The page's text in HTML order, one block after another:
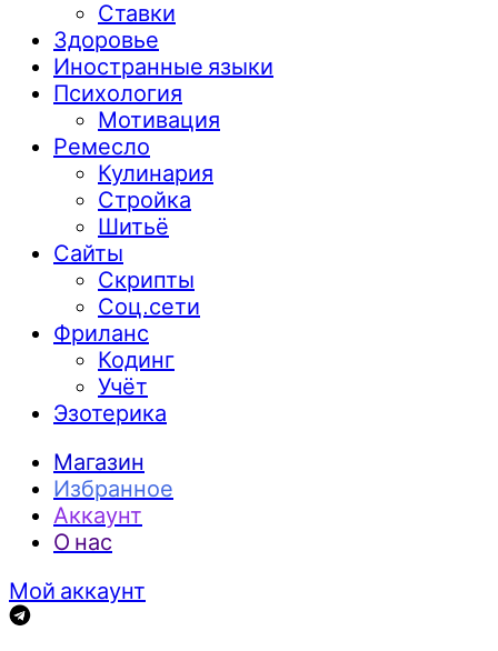
Ставки
Здоровье
Иностранные языки
Психология
Мотивация
Ремесло
Кулинария
Стройка
Шитьё
Сайты
Скрипты
Соц.сети
Фриланс
Кодинг
Учёт
Эзотерика
Магазин
Избранное
Аккаунт
О нас
Мой аккаунт